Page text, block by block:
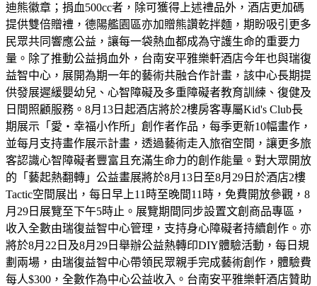
迪熊徽章；捐血500cc者，除可獲得上述禮品外，酒店更加碼
提供雙倍贈禮，德陽艦園區亦加贈熊讚乾拌麵，期盼吸引更多
民眾共同響應公益，讓每一袋熱血都成為守護生命的重要力
量。除了推動公益捐血外，台南安平雅樂軒酒店今年也與瑞復
益智中心，展開為期一年的藝術共融合作計畫，該中心長期提
供發展遲緩嬰幼兒、心智障礙及多重障礙者教育訓練、復健及
日間照顧服務。8月13日起酒店將於2樓房客專屬Kid's Club長
期展示「愛・幸福小作所」創作者作品，每季更新10幅畫作，
並每月支持畫作展示計畫，透過藝術走入旅宿空間，讓更多旅
客認識心智障礙者豐富且充滿生命力的創作能量。對大眾開放
的「藝起熱翻轉」公益畫展將於8月13日至8月29日於酒店2樓
Tactic空間展出，每日早上11時至晚間11時，免費開放參觀，8
月29日展覽至下午5時止。展覽期間同步設置文創商品專區，
收入全數由瑞復益智中心管理，支持身心障礙者持續創作。亦
將於8月22日及8月29日舉辦公益熱轉印DIY體驗活動，每日規
劃兩場，由瑞復益智中心帶領民眾親手完成藝術創作，體驗費
每人$300，全數作為中心公益收入。台南安平雅樂軒酒店贊助